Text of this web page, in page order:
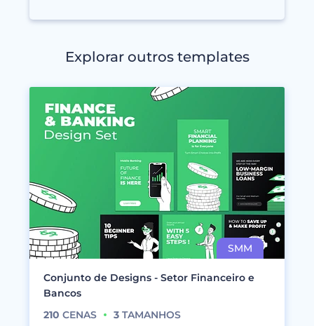
Explorar outros templates
Conjunto de Designs - Setor Financeiro e
Bancos
210 CENAS 3 TAMANHOS